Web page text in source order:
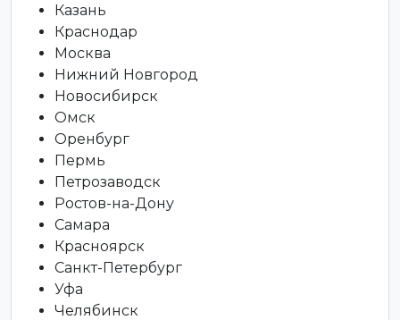
Казань
Краснодар
Москва
Нижний Новгород
Новосибирск
Омск
Оренбург
Пермь
Петрозаводск
Ростов-на-Дону
Самара
Красноярск
Санкт-Петербург
Уфа
Челябинск